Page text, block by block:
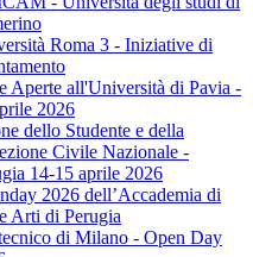
Roma 3 - Iniziative di
Aperte all'Università di Pavia -
2026
dello Studente e della
Civile Nazionale -
14-15 aprile 2026
2026 dell’Accademia di
Arti di Perugia
di Milano - Open Day